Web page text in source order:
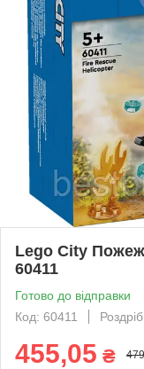
Lego City
60411
Готово до відправки
Код: 60411
Роздріб
455,05 ₴